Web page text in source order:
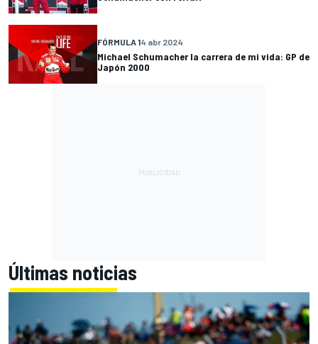
FÓRMULA 14 abr 2024
Michael Schumacher la carrera de mi vida: GP de
Japón 2000
Últimas noticias